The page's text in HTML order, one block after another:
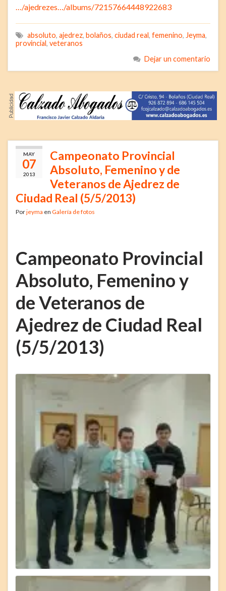
…/ajedrezes…/albums/72157664448922683
absoluto, ajedrez, bolaños, ciudad real, femenino, Jeyma,
provincial, veteranos
Dejar un comentario
MAY
07
2013
Campeonato Provincial
Absoluto, Femenino y de
Veteranos de Ajedrez de
Ciudad Real (5/5/2013)
Porjeyma en Galería de fotos
Campeonato Provincial
Absoluto, Femenino y
de Veteranos de
Ajedrez de Ciudad Real
(5/5/2013)